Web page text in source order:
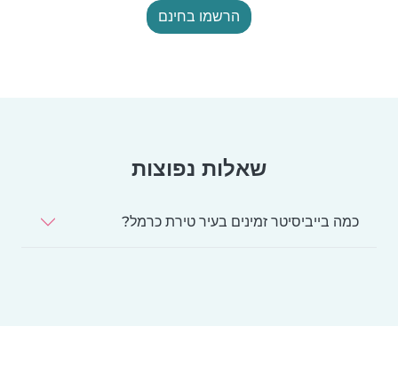
הרשמו בחינם
שאלות נפוצות
כמה בייביסיטר זמינים בעיר טירת כרמל?